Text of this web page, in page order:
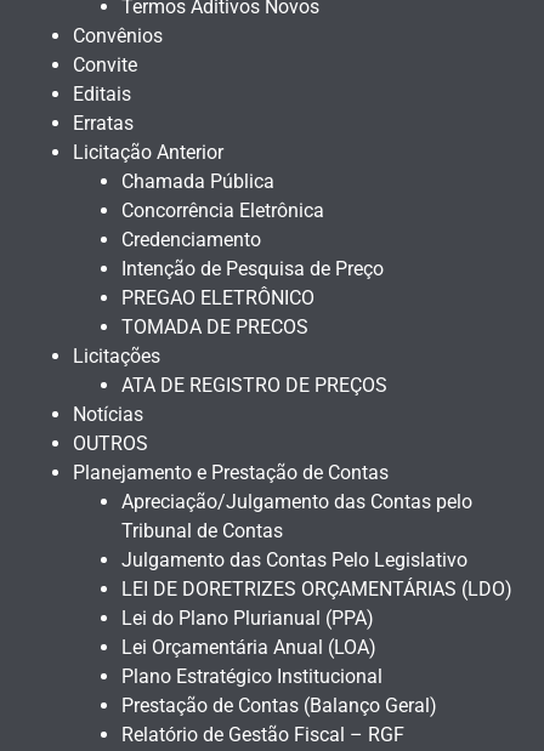
Termos Aditivos Novos
Convênios
Convite
Editais
Erratas
Licitação Anterior
Chamada Pública
Concorrência Eletrônica
Credenciamento
Intenção de Pesquisa de Preço
PREGAO ELETRÔNICO
TOMADA DE PRECOS
Licitações
ATA DE REGISTRO DE PREÇOS
Notícias
OUTROS
Planejamento e Prestação de Contas
Apreciação/Julgamento das Contas pelo
Tribunal de Contas
Julgamento das Contas Pelo Legislativo
LEI DE DORETRIZES ORÇAMENTÁRIAS (LDO)
Lei do Plano Plurianual (PPA)
Lei Orçamentária Anual (LOA)
Plano Estratégico Institucional
Prestação de Contas (Balanço Geral)
Relatório de Gestão Fiscal – RGF